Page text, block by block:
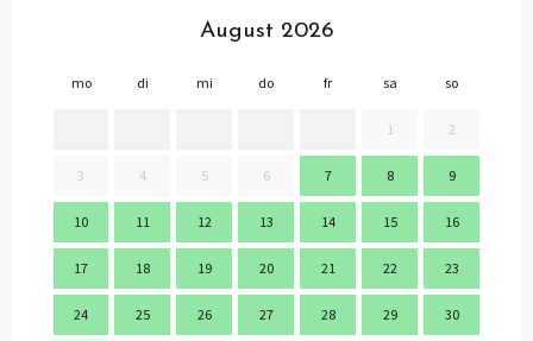
August 2026
mo di mi do fr sa so
1 2
3 4 5 6 7 8 9
10 11 12 13 14 15 16
17 18 19 20 21 22 23
24 25 26 27 28 29 30